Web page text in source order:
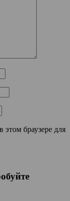
этом браузере для